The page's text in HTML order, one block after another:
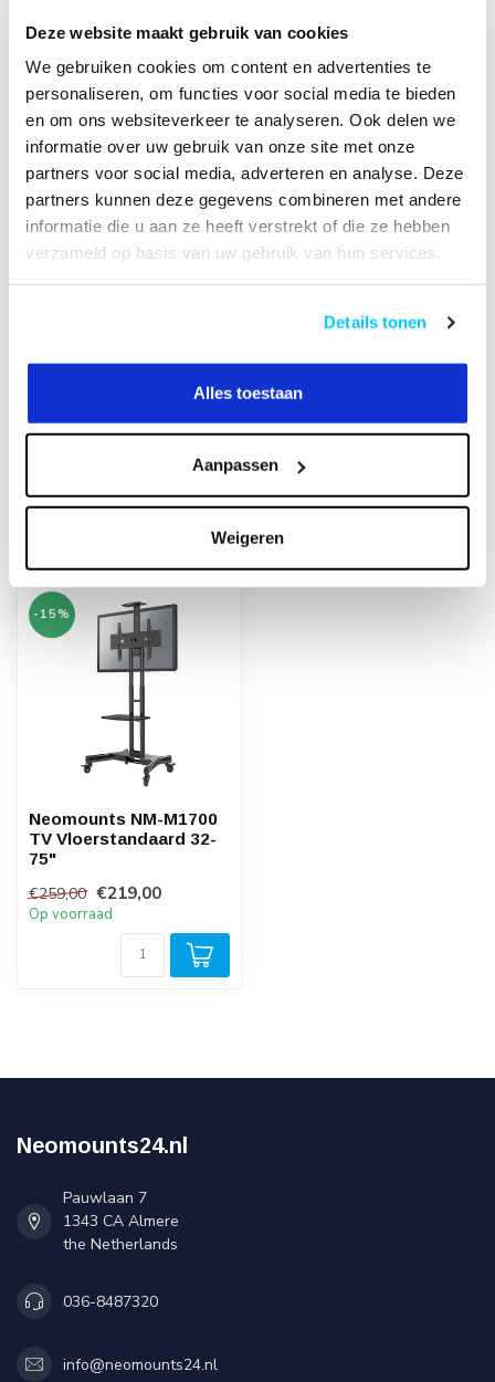
Deze website maakt gebruik van cookies
We gebruiken cookies om content en advertenties te
personaliseren, om functies voor social media te bieden
en om ons websiteverkeer te analyseren. Ook delen we
informatie over uw gebruik van onze site met onze
partners voor social media, adverteren en analyse. Deze
partners kunnen deze gegevens combineren met andere
informatie die u aan ze heeft verstrekt of die ze hebben
verzameld op basis van uw gebruik van hun services.
Details tonen
Alles toestaan
Aanpassen
Weigeren
B2B Op rekening betalen
HANDLEIDING
Productomschrijving
Specificaties
Heeft u een vraag over dit product?
Of heeft u hulp nodig bij het bestellen? Neem
info@neomounts24.nlof+31 368487320. We
-15%
Neomounts NM-M1700
TV Vloerstandaard 32-
75"
€259,00 €219,00
Op voorraad
Neomounts24.nl
Pauwlaan 7
1343 CA Almere
the Netherlands
036-8487320
info@neomounts24.nl